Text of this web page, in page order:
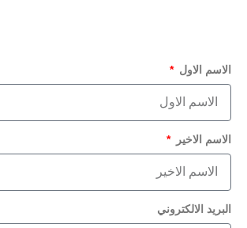
الاسم الاول
الاسم الاخير
البريد الالكتروني